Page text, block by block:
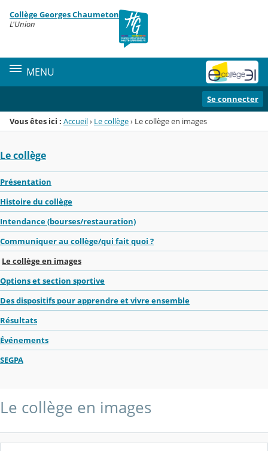
Menu de la rubrique
Contenu
Collège Georges Chaumeton
L'Union
MENU
Se connecter
Vous êtes ici : Accueil› Le collège› Le collège en images
Le collège
Présentation
Histoire du collège
Intendance (bourses/restauration)
Communiquer au collège/qui fait quoi ?
Le collège en images
Options et section sportive
Des dispositifs pour apprendre et vivre ensemble
Résultats
Événements
SEGPA
Le collège en images